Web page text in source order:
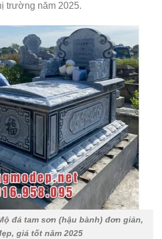
trường năm 2025.
đá tam sơn (hậu bành) đơn giản,
giá tốt năm 2025